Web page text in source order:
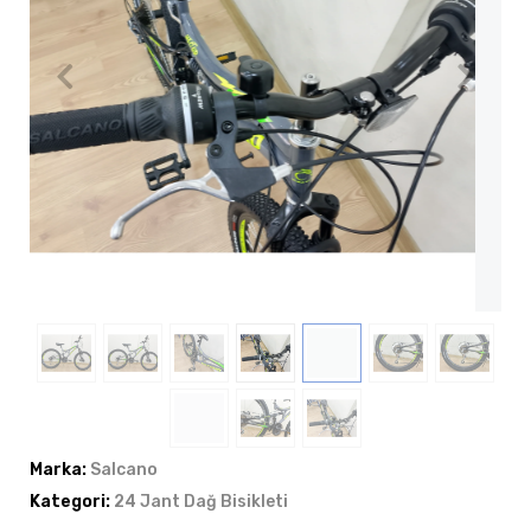
Marka: Salcano
Kategori: 24 Jant Dağ Bisikleti